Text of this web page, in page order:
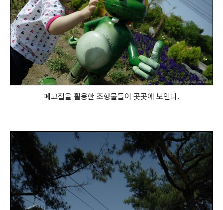
폐고철을 활용한 조형물들이 곳곳에 보인다.